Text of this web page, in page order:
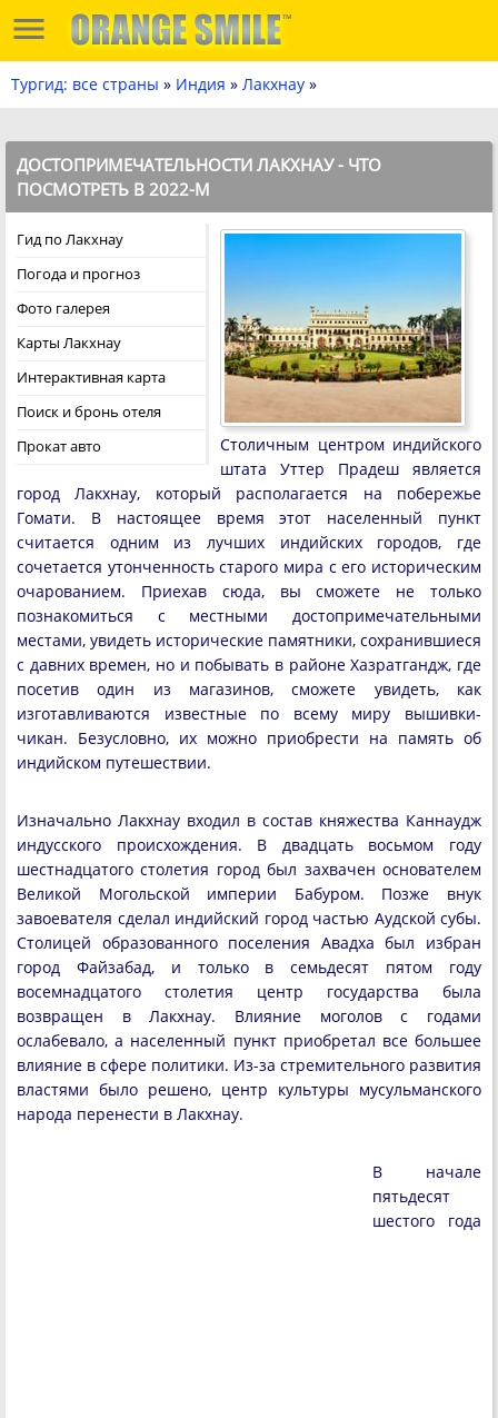
Тургид: все страны » Индия » Лакхнау »
ДОСТОПРИМЕЧАТЕЛЬНОСТИ ЛАКХНАУ - ЧТО
ПОСМОТРЕТЬ В 2022-М
Гид по Лакхнау
Погода и прогноз
Фото галерея
Карты Лакхнау
Интерактивная карта
Поиск и бронь отеля
Прокат авто
Столичным центром индийского
штата Уттер Прадеш является
город Лакхнау, который располагается на побережье
Гомати. В настоящее время этот населенный пункт
считается одним из лучших индийских городов, где
сочетается утонченность старого мира с его историческим
очарованием. Приехав сюда, вы сможете не только
познакомиться с местными достопримечательными
местами, увидеть исторические памятники, сохранившиеся
с давних времен, но и побывать в районе Хазратгандж, где
посетив один из магазинов, сможете увидеть, как
изготавливаются известные по всему миру вышивки-
чикан. Безусловно, их можно приобрести на память об
индийском путешествии.
Изначально Лакхнау входил в состав княжества Каннаудж
индусского происхождения. В двадцать восьмом году
шестнадцатого столетия город был захвачен основателем
Великой Могольской империи Бабуром. Позже внук
завоевателя сделал индийский город частью Аудской субы.
Столицей образованного поселения Авадха был избран
город Файзабад, и только в семьдесят пятом году
восемнадцатого столетия центр государства была
возвращен в Лакхнау. Влияние моголов с годами
ослабевало, а населенный пункт приобретал все большее
влияние в сфере политики. Из-за стремительного развития
властями было решено, центр культуры мусульманского
народа перенести в Лакхнау.
В начале
пятьдесят
шестого года